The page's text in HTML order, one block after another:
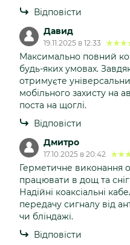
Відповісти
Давид
19.11.2025 в 12:33
Максимально повний
будь-яких умовах.
отримуєте
мобільного захисту на
поста на щоглі.
Відповісти
Дмитро
17.10.2025 в 20:42
Герметичне виконання
працювати в дощ та
Надійні коаксіальні
передачу сигналу від
чи бліндажі.
Відповісти